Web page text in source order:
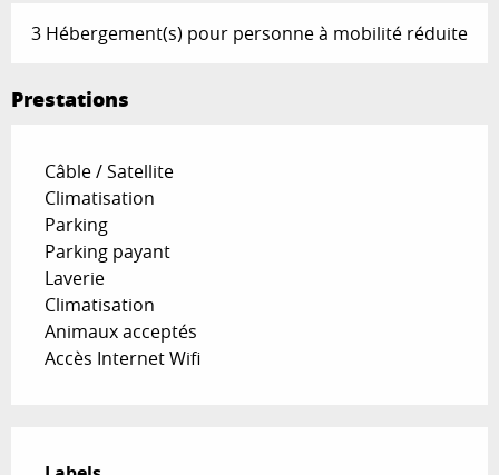
3 Hébergement(s) pour personne à mobilité réduite
Prestations
Câble / Satellite
Climatisation
Parking
Parking payant
Laverie
Climatisation
Animaux acceptés
Accès Internet Wifi